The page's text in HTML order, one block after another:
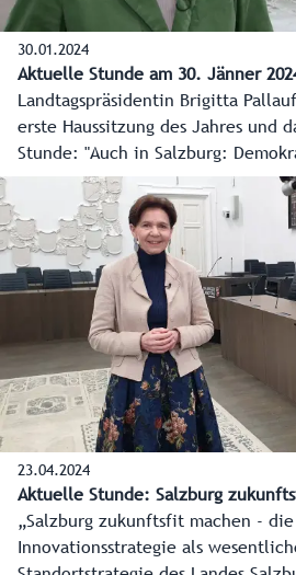
30.01.2024
Aktuelle Stunde am 30. Jänner
Landtagspräsidentin Brigitta
erste Haussitzung des Jahres und
Stunde: "Auch in Salzburg:
Rechtsextremismus verteidigen!"
Chefredakteur des Landes-
einen Blick auf das Superwahljahr
den Salzburger Landtag bedeutet.
23.04.2024
Aktuelle Stunde: Salzburg
„Salzburg zukunftsfit machen - die
Innovationsstrategie als